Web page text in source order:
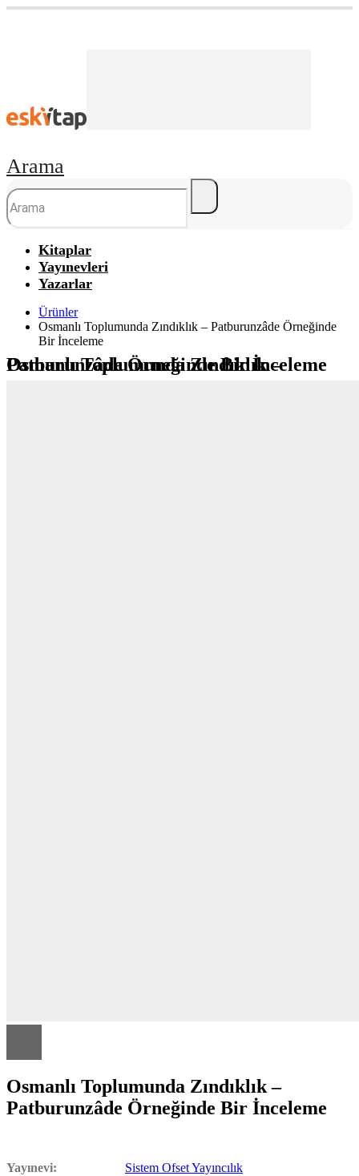
Arama
Kitaplar
Yayınevleri
Yazarlar
Ürünler
Osmanlı Toplumunda Zındıklık – Patburunzâde Örneğinde
Bir İnceleme
Osmanlı Toplumunda Zındıklık – Patburunzâde Örneğinde Bir İnceleme
Osmanlı Toplumunda Zındıklık –
Patburunzâde Örneğinde Bir İnceleme
Yayınevi:
Sistem Ofset Yayıncılık